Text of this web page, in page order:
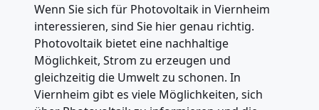
Wenn Sie sich für Photovoltaik in Viernheim
interessieren, sind Sie hier genau richtig.
Photovoltaik bietet eine nachhaltige
Möglichkeit, Strom zu erzeugen und
gleichzeitig die Umwelt zu schonen. In
Viernheim gibt es viele Möglichkeiten, sich